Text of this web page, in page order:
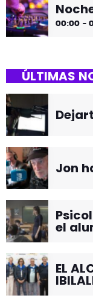
00:00 -
ÚLTIMAS
Jon
el
EL